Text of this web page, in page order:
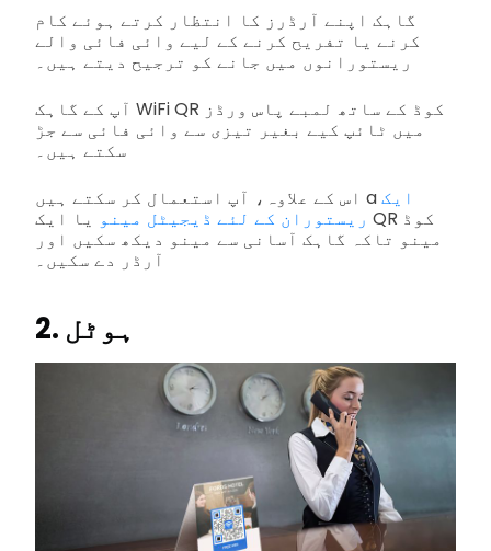
گاہک اپنے آرڈرز کا انتظار کرتے ہوئے کام
کرنے یا تفریح کرنے کے لیے وائی فائی والے
ریستورانوں میں جانے کو ترجیح دیتے ہیں۔
آپ کے گاہک WiFi QR کوڈ کے ساتھ لمبے پاس ورڈز
میں ٹائپ کیے بغیر تیزی سے وائی فائی سے جڑ
سکتے ہیں۔
اس کے علاوہ، آپ استعمال کر سکتے ہیں a
ریستوران کے لئے ڈیجیٹل مینو یا ایک QR کوڈ
مینو تاکہ گاہک آسانی سے مینو دیکھ سکیں اور
آرڈر دے سکیں۔
2. ہوٹل